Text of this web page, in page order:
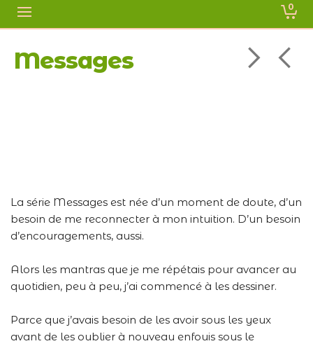
0
Messages
La série Messages est née d’un moment de doute, d’un
besoin de me reconnecter à mon intuition. D’un besoin
d’encouragements, aussi.
Alors les mantras que je me répétais pour avancer au
quotidien, peu à peu, j’ai commencé à les dessiner.
Parce que j’avais besoin de les avoir sous les yeux
avant de les oublier à nouveau enfouis sous le